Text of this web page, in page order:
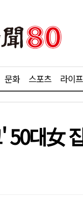
문화 스포츠 라이프
대女